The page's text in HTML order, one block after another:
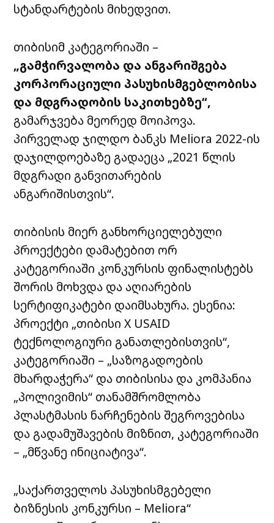
სტანდარტების მიხედვით.
თიბისიმ კატეგორიაში –
„გამჭირვალობა და ანგარიშგება
კორპორაციული პასუხისმგებლობისა
და მდგრადობის საკითხებზე“,
გამარჯვება მეორედ მოიპოვა.
პირველად ჯილდო ბანკს Meliora 2022-ის
დაჯილდოებაზე გადაეცა „2021 წლის
მდგრადი განვითარების
ანგარიშისთვის“.
თიბისის მიერ განხორციელებული
პროექტები დამატებით ორ
კატეგორიაში კონკურსის ფინალისტებს
შორის მოხვდა და აღიარების
სერტიფიკატები დაიმსახურა. ესენია:
პროექტი „თიბისი X USAID
ტექნოლოგიური განათლებისთვის“,
კატეგორიაში – „საზოგადოების
მხარდაჭერა“ და თიბისისა და კომპანია
„პოლივიმის“ თანამშრომლობა
პლასტმასის ნარჩენების შეგროვებისა
და გადამუშავების მიზნით, კატეგორიაში
– „მწვანე ინიციატივა“.
„საქართველოს პასუხისმგებელი
ბიზნესის კონკურსი – Meliora“